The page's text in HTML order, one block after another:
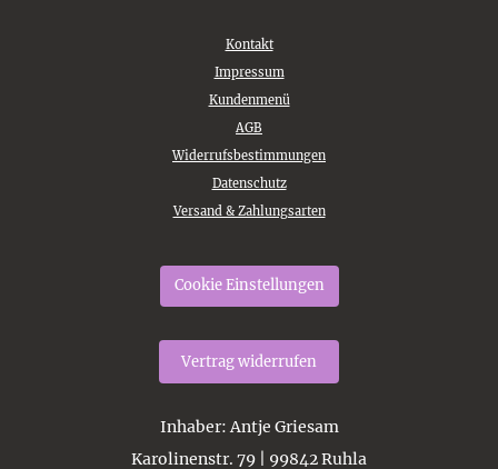
Kontakt
Impressum
Kundenmenü
AGB
Widerrufsbestimmungen
Datenschutz
Versand & Zahlungsarten
Cookie Einstellungen
Vertrag widerrufen
Inhaber: Antje Griesam
Karolinenstr. 79 | 99842 Ruhla